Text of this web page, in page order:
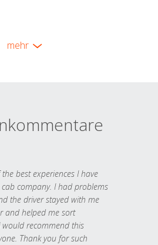
mehr
best experiences I have
company. I had problems
the driver stayed with me
and helped me sort
would recommend this
Thank you for such